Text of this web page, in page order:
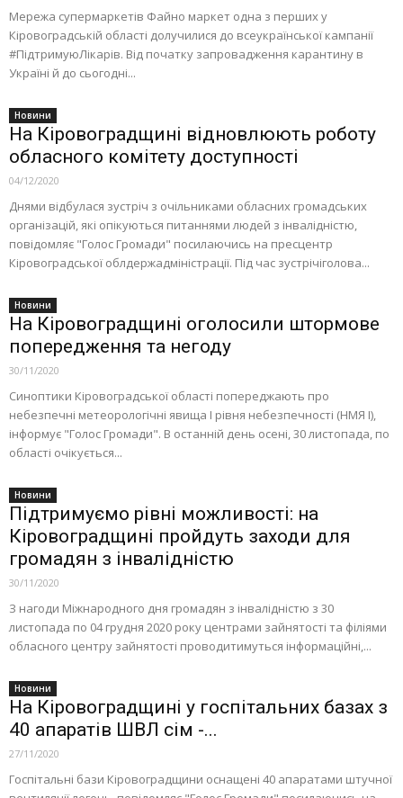
Мережа супермаркетів Файно маркет одна з перших у
Кіровоградській області долучилися до всеукраїнської кампанії
#ПідтримуюЛікарів. Від початку запровадження карантину в
Україні й до сьогодні...
Новини
На Кіровоградщині відновлюють роботу
обласного комітету доступності
04/12/2020
Днями відбулася зустріч з очільниками обласних громадських
організацій, які опікуються питаннями людей з інвалідністю,
повідомляє "Голос Громади" посилаючись на пресцентр
Кіровоградської облдержадміністрації. Під час зустрічіголова...
Новини
На Кіровоградщині оголосили штормове
попередження та негоду
30/11/2020
Синоптики Кіровоградської області попереджають про
небезпечні метеорологічні явища I рівня небезпечності (НМЯ І),
інформує "Голос Громади". В останній день осені, 30 листопада, по
області очікується...
Новини
Підтримуємо рівні можливості: на
Кіровоградщині пройдуть заходи для
громадян з інвалідністю
30/11/2020
З нагоди Міжнародного дня громадян з інвалідністю з 30
листопада по 04 грудня 2020 року центрами зайнятості та філіями
обласного центру зайнятості проводитимуться інформаційні,...
Новини
На Кіровоградщині у госпітальних базах з
40 апаратів ШВЛ сім -...
27/11/2020
Госпітальні бази Кіровоградщини оснащені 40 апаратами штучної